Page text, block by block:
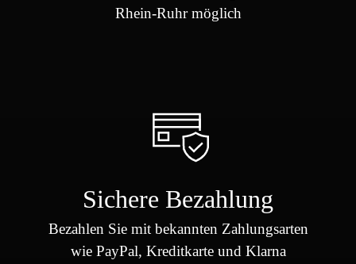
Rhein-Ruhr möglich
Sichere Bezahlung
Bezahlen Sie mit bekannten Zahlungsarten
wie PayPal, Kreditkarte und Klarna